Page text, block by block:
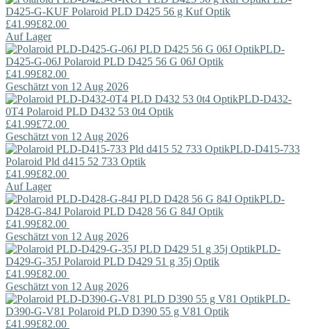
D425-G-KUF Polaroid PLD D425 56 g Kuf Optik
£41.99£82.00
Auf Lager
PLD-
D425-G-06J Polaroid PLD D425 56 G 06J Optik
£41.99£82.00
Geschätzt von 12 Aug 2026
PLD-D432-
0T4 Polaroid PLD D432 53 0t4 Optik
£41.99£72.00
Geschätzt von 12 Aug 2026
PLD-D415-733
Polaroid Pld d415 52 733 Optik
£41.99£82.00
Auf Lager
PLD-
D428-G-84J Polaroid PLD D428 56 G 84J Optik
£41.99£82.00
Geschätzt von 12 Aug 2026
PLD-
D429-G-35J Polaroid PLD D429 51 g 35j Optik
£41.99£82.00
Geschätzt von 12 Aug 2026
PLD-
D390-G-V81 Polaroid PLD D390 55 g V81 Optik
£41.99£82.00